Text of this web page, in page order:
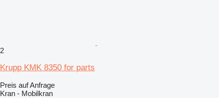
2
Krupp KMK 8350 for parts
Preis auf Anfrage
Kran - Mobilkran